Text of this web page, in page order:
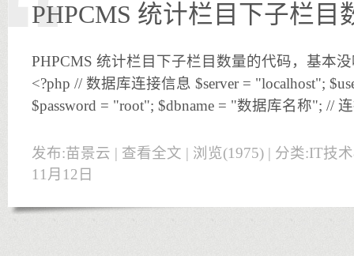
PHPCMS 统计栏目下子栏目
PHPCMS 统计栏目下子栏目数量的代码，基本
<?php // 数据库连接信息 $server = "localhost";
$password = "root"; $dbname = "数据库名称"; //
发布:苗景云 | 查看全文 | 浏览(1975) | 分类:IT技
11月12日